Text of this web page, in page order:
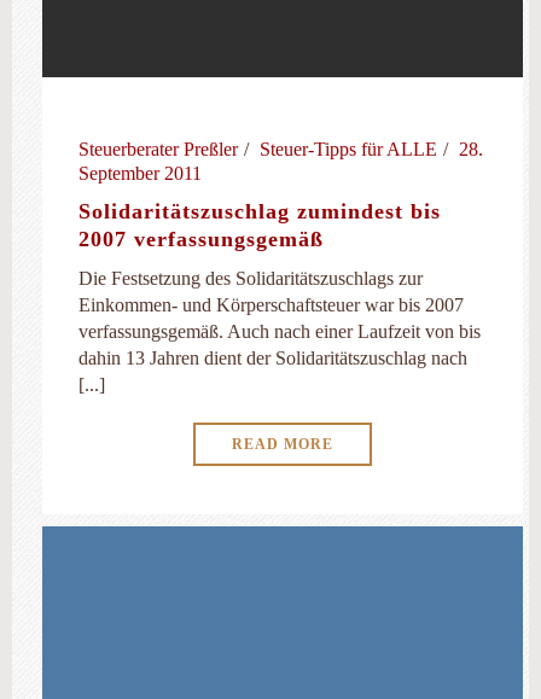
Steuerberater Preßler Steuer-Tipps für ALLE
28.
September 2011
Solidaritätszuschlag zumindest bis
2007 verfassungsgemäß
Die Festsetzung des Solidaritätszuschlags zur
Einkommen- und Körperschaftsteuer war bis 2007
verfassungsgemäß. Auch nach einer Laufzeit von bis
dahin 13 Jahren dient der Solidaritätszuschlag nach
[...]
READ MORE